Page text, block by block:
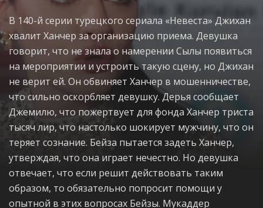
В 140-й серии турецкого сериала «Невеста» Джихан
хвалит Ханчер за организацию приема. Девушка
говорит, что не знала о намерении Сылы появиться
на мероприятии и устроить такую сцену, но Джихан
не верит ей. Он обвиняет Ханчер в мошенничестве,
что сильно оскорбляет девушку. Дерья сообщает
Джемилю, что пожертвует для фонда Ханчер триста
тысяч лир, что настолько шокирует мужчину, что он
теряет сознание. Бейза пытается задеть Ханчер,
утверждая, что она играет нечестно. Но девушка
отвечает, что если решит действовать таким
образом, то обязательно попросит помощи у
опытной в этих вопросах Бейзы. Мукаддер